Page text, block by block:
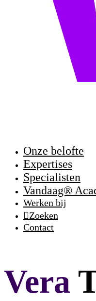
Onze belofte
Expertises
Specialisten
Vandaag®
Werken bij
Zoeken
Contact
Vera